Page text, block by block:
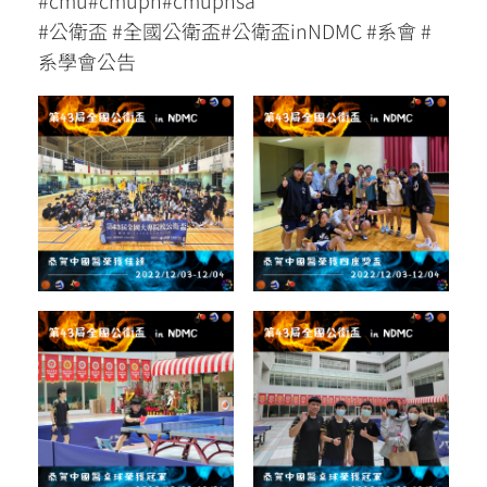
#公衛盃 #全國公衛盃#公衛盃inNDMC #系會 #
系學會公告